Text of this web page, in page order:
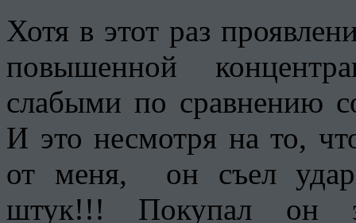
Хотя в этот раз
повышенной
слабыми по сравнению
И это несмотря на то,
от меня, он съел
штук!!! Покупал он